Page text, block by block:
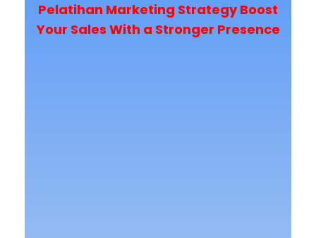
Pelatihan Marketing Strategy Boost
Your Sales With a Stronger Presence